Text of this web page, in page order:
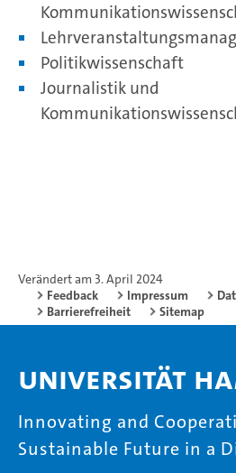
Politikwissenschaft
Journalistik und
Verändert am 3. April 2024
Feedback
Impressum
Barrierefreiheit
Sitemap
Universität
Innovating and
Sustainable Future in a